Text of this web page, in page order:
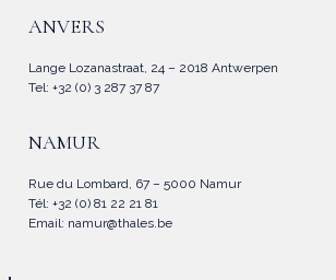
ANVERS
Lange Lozanastraat, 24 – 2018 Antwerpen
Tel: +32 (0) 3 287 37 87
NAMUR
Rue du Lombard, 67 – 5000 Namur
Tél: +32 (0) 81 22 21 81
Email: namur@thales.be